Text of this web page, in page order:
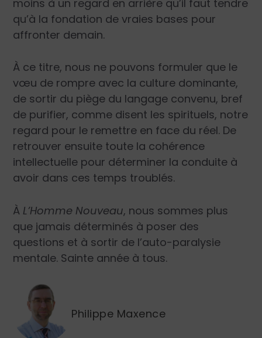
moins à un regard en arrière qu’il faut tendre
qu’à la fondation de vraies bases pour
affronter demain.
À ce titre, nous ne pouvons formuler que le
vœu de rompre avec la culture dominante,
de sortir du piège du langage convenu, bref
de purifier, comme disent les spirituels, notre
regard pour le remettre en face du réel. De
retrouver ensuite toute la cohérence
intellectuelle pour déterminer la conduite à
avoir dans ces temps troublés.
À L’Homme Nouveau, nous sommes plus
que jamais déterminés à poser des
questions et à sortir de l’auto-paralysie
mentale. Sainte année à tous.
Philippe Maxence